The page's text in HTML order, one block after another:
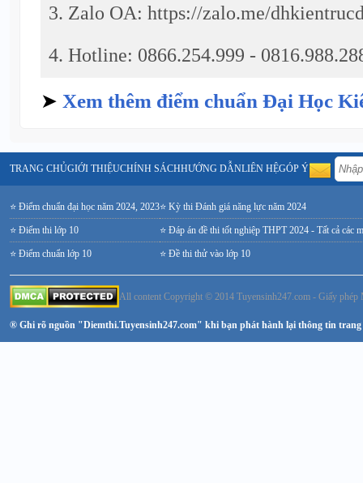
3. Zalo OA: https://zalo.me/
4. Hotline: 0866.254.999 -
➤ Xem thêm điểm chuẩn Đại Học
TRANG CHỦGIỚI THIỆUCHÍNH SÁCHHƯỚNG DẪNLIÊN HỆGÓP Ý
⭐ Điểm chuẩn đại học năm 2024, 2023
⭐ Điểm thi lớp 10
⭐ Điểm chuẩn lớp 10
⭐ Kỳ thi Đánh giá năng lực năm 2024
⭐ Đáp án đề thi tốt nghiệp THPT 2024 - Tất cả các
⭐ Đề thi thử vào lớp 10
All content Copyright © 2014 Tuyensinh247.com - Giấy
® Ghi rõ nguồn "Diemthi.Tuyensinh247.com" khi bạn phát hành lại thông tin trang